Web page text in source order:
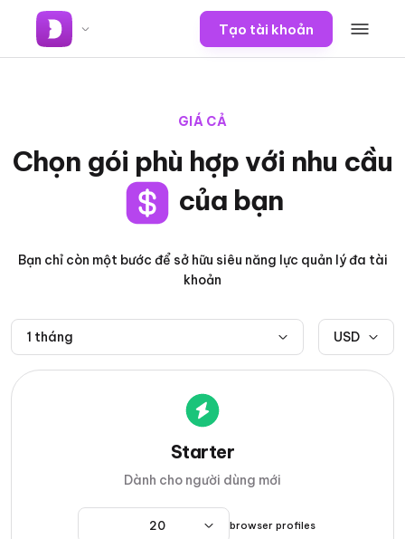
Tạo tài khoản
GIÁ CẢ
Chọn gói phù hợp với nhu cầu
của bạn
Bạn chỉ còn một bước để sở hữu siêu năng lực quản lý đa tài
khoản
1 tháng USD
Starter
Dành cho người dùng mới
20 browser profiles